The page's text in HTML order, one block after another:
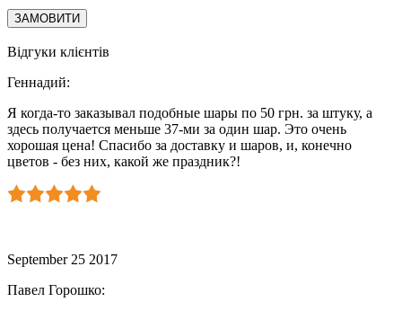
Відгуки клієнтів
Геннадий:
Я когда-то заказывал подобные шары по 50 грн. за штуку, а
здесь получается меньше 37-ми за один шар. Это очень
хорошая цена! Спасибо за доставку и шаров, и, конечно
цветов - без них, какой же праздник?!
September 25 2017
Павел Горошко: